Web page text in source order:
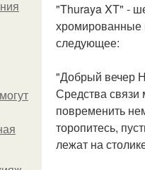
"Thuraya XT" -
хромированные
следующее:
"Добрый вечер
Средства связи
повременить
торопитесь,
лежат на